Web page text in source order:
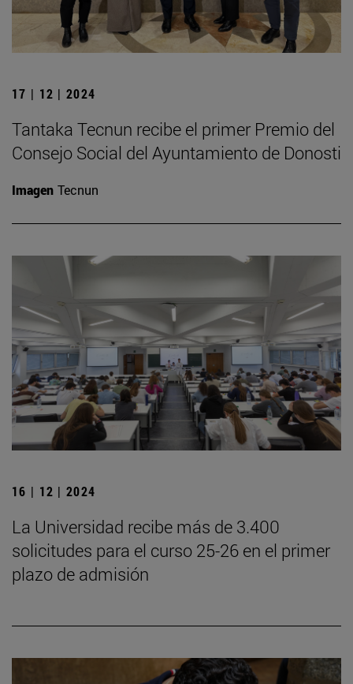
17 | 12 | 2024
Tantaka Tecnun recibe el primer Premio del
Consejo Social del Ayuntamiento de Donosti
Imagen Tecnun
16 | 12 | 2024
La Universidad recibe más de 3.400
solicitudes para el curso 25-26 en el primer
plazo de admisión